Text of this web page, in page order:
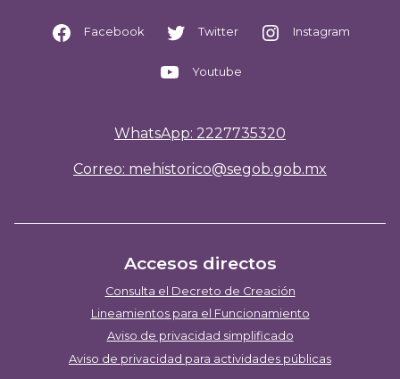
Facebook Twitter Instagram
Youtube
WhatsApp: 2227735320
Correo: mehistorico@segob.gob.mx
Accesos directos
Consulta el Decreto de Creación
Lineamientos para el Funcionamiento
Aviso de privacidad simplificado
Aviso de privacidad para actividades públicas